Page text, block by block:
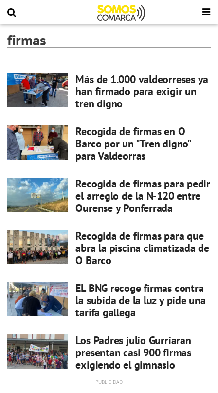
firmas
Más de 1.000 valdeorreses ya
han firmado para exigir un
tren digno
Recogida de firmas en O
Barco por un "Tren digno"
para Valdeorras
Recogida de firmas para pedir
el arreglo de la N-120 entre
Ourense y Ponferrada
Recogida de firmas para que
abra la piscina climatizada de
O Barco
EL BNG recoge firmas contra
la subida de la luz y pide una
tarifa gallega
Los Padres julio Gurriaran
presentan casi 900 firmas
exigiendo el gimnasio